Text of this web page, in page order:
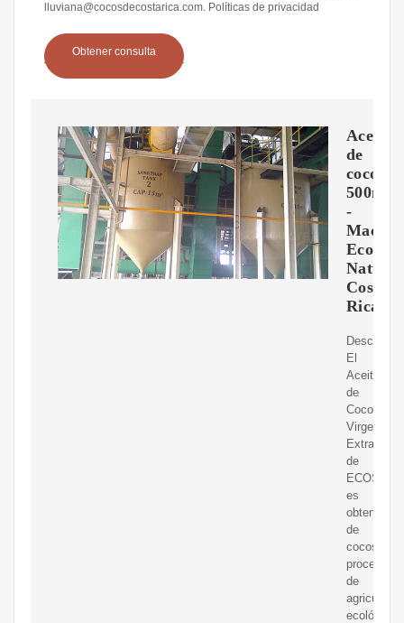
lluviana@cocosdecostarica.com. Políticas de privacidad
Obtener consulta
Aceite
de
coco
500ml
-
Natural
Costa
Rica
El
Aceite
de
Coco
Virgen
Extra
de
ECOSANA
es
obtenido
de
cocos
de
agricultura
ecológica.